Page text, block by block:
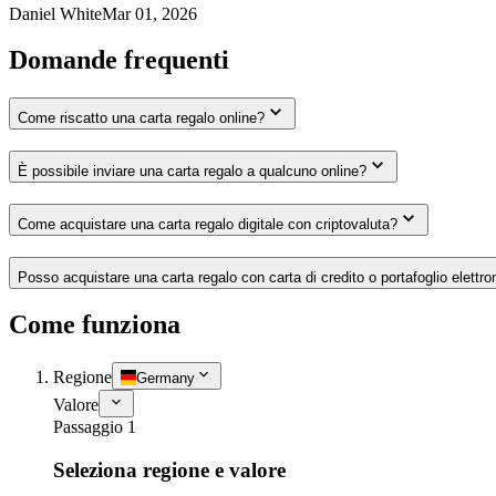
Daniel WhiteMar 01, 2026
Domande frequenti
Come riscatto una carta regalo online?
È possibile inviare una carta regalo a qualcuno online?
Come acquistare una carta regalo digitale con criptovaluta?
Posso acquistare una carta regalo con carta di credito o portafoglio
Come funziona
Regione Germany
Valore
Passaggio 1
Seleziona regione e valore